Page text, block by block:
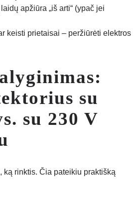
apžiūra „iš arti“ (ypač jei
keisti prietaisai – peržiūrėti elektros
su
su 230 V
ką rinktis. Čia pateikiu praktišką